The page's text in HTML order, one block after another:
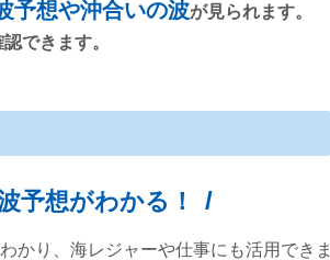
予想や沖合いの波が見られます。
できます。
予想がわかる！
かり、海レジャーや仕事にも活用できま